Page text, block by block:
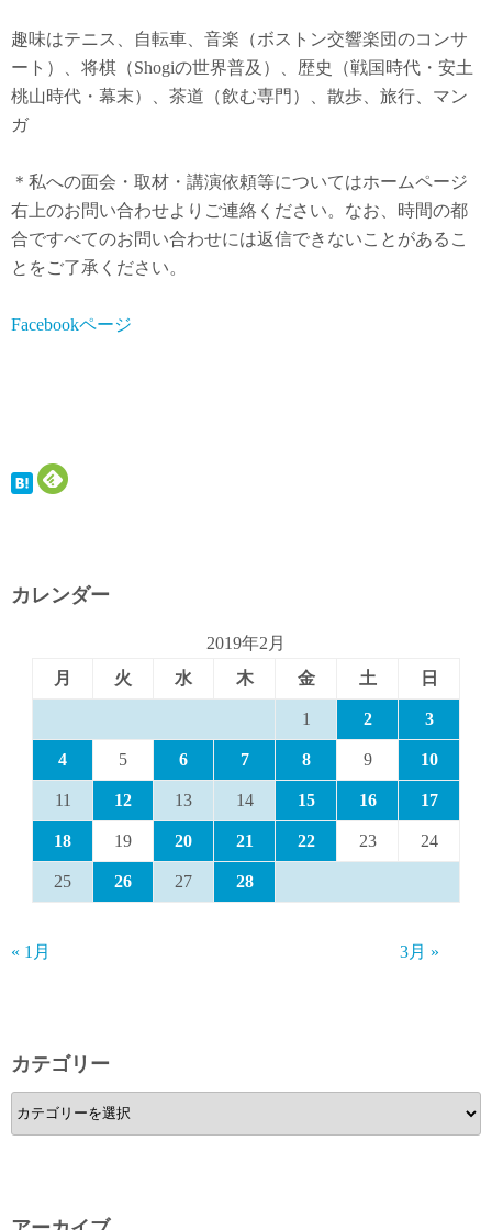
趣味はテニス、自転車、音楽（ボストン交響楽団のコンサ
ート）、将棋（Shogiの世界普及）、歴史（戦国時代・安土
桃山時代・幕末）、茶道（飲む専門）、散歩、旅行、マン
ガ
＊私への面会・取材・講演依頼等についてはホームページ
右上のお問い合わせよりご連絡ください。なお、時間の都
合ですべてのお問い合わせには返信できないことがあるこ
とをご了承ください。
Facebookページ
カレンダー
2019年2月
月
火 水 木 金 土 日
1 2 3
4 5 6 7 8 9 10
11 12 13 14 15 16 17
18 19 20 21 22 23 24
25 26 27 28
« 1月 3月 »
カテゴリー
カ
テ
ー